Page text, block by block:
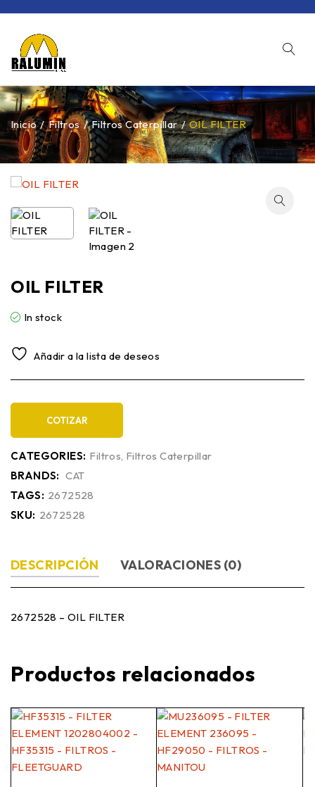
Inicio / Filtros / Filtros Caterpillar / OIL FILTER
OIL FILTER
In stock
Añadir a la lista de deseos
COTIZAR
CATEGORIES: Filtros, Filtros Caterpillar
BRANDS: CAT
TAGS: 2672528
SKU: 2672528
DESCRIPCIÓN VALORACIONES (0)
2672528 – OIL FILTER
Productos relacionados